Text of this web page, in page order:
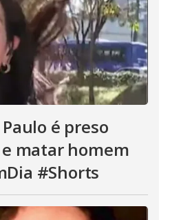
é preso
matar homem
#Shorts